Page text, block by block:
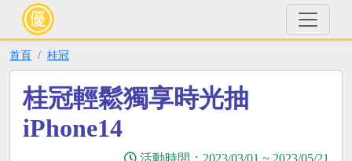
首頁 桂冠
桂冠輕鬆獨享時光抽
iPhone14
活動時間： 2023/03/01 ~ 2023/05/21